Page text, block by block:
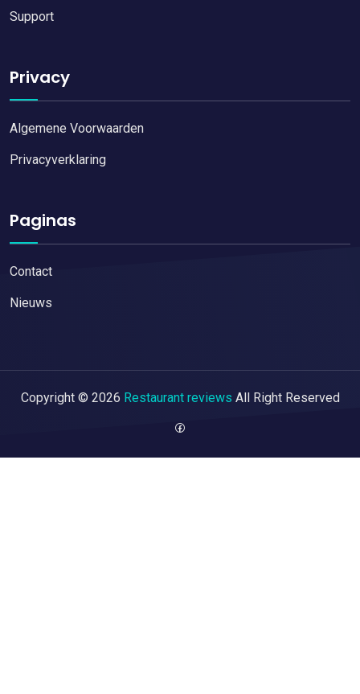
Support
Privacy
Algemene Voorwaarden
Privacyverklaring
Paginas
Contact
Nieuws
Copyright © 2026 Restaurant reviews All Right Reserved